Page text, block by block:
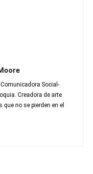
Social-
Creadora de arte
no se pierden en el